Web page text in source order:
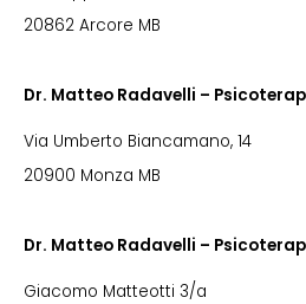
20862 Arcore MB
Dr. Matteo Radavelli –
Via Umberto Biancamano, 14
20900 Monza MB
Dr. Matteo Radavelli –
Giacomo Matteotti 3/a